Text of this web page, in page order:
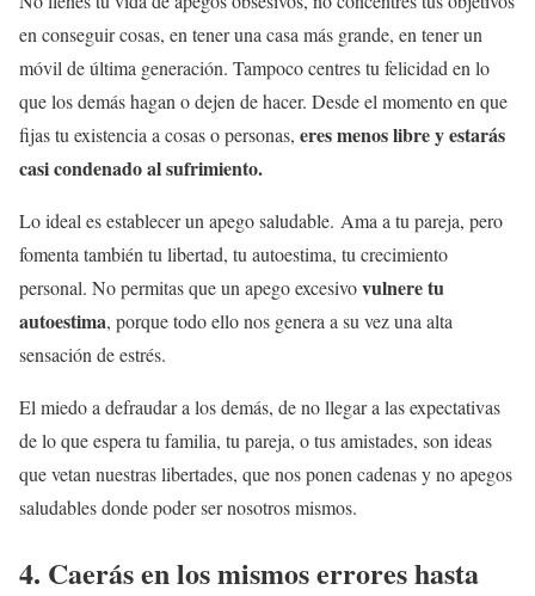
en conseguir cosas, en tener una casa más grande, en tener un
móvil de última generación. Tampoco centres tu felicidad en lo
que los demás hagan o dejen de hacer. Desde el momento en que
fijas tu existencia a cosas o personas, eres menos libre y estarás
casi condenado al sufrimiento.
Lo ideal es establecer un apego saludable. Ama a tu pareja, pero
fomenta también tu libertad, tu autoestima, tu crecimiento
personal. No permitas que un apego excesivovulnere tu
autoestima, porque todo ello nos genera a su vez una alta
sensación de estrés.
El miedo a defraudar a los demás, de no llegar a las expectativas
de lo que espera tu familia, tu pareja, o tus amistades, son ideas
que vetan nuestras libertades, que nos ponen cadenas y no apegos
saludables donde poder ser nosotros mismos.
4. Caerás en los mismos errores hasta